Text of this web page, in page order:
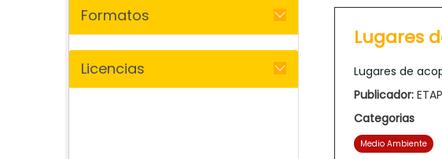
Formatos
Licencias
Lugares
Lugares de
Publicador:
Categorias
Medio Ambiente